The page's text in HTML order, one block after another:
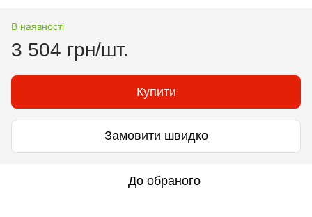
В наявності
3 504 грн/шт.
Купити
Замовити швидко
До обраного